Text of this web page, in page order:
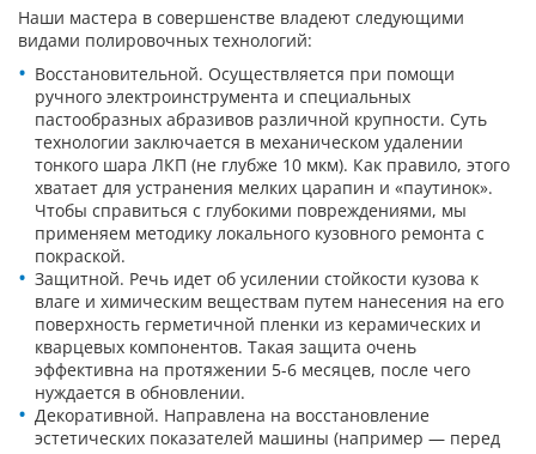
Наши мастера в совершенстве владеют следующими
видами полировочных технологий:
Восстановительной. Осуществляется при помощи
ручного электроинструмента и специальных
пастообразных абразивов различной крупности. Суть
технологии заключается в механическом удалении
тонкого шара ЛКП (не глубже 10 мкм). Как правило, этого
хватает для устранения мелких царапин и «паутинок».
Чтобы справиться с глубокими повреждениями, мы
применяем методику локального кузовного ремонта с
покраской.
Защитной. Речь идет об усилении стойкости кузова к
влаге и химическим веществам путем нанесения на его
поверхность герметичной пленки из керамических и
кварцевых компонентов. Такая защита очень
эффективна на протяжении 5-6 месяцев, после чего
нуждается в обновлении.
Декоративной. Направлена на восстановление
эстетических показателей машины (например — перед